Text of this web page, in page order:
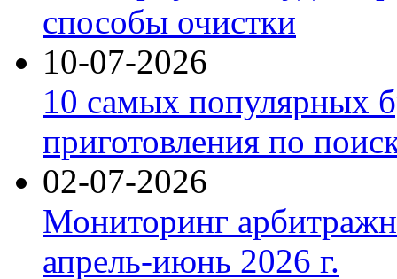
способы очистки
10-07-2026
10 самых популярных
приготовления по
02-07-2026
Мониторинг
апрель-июнь 2026 г.